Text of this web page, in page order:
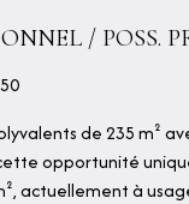
/ POSS.
de 235 m²
opportunité
actuellement à